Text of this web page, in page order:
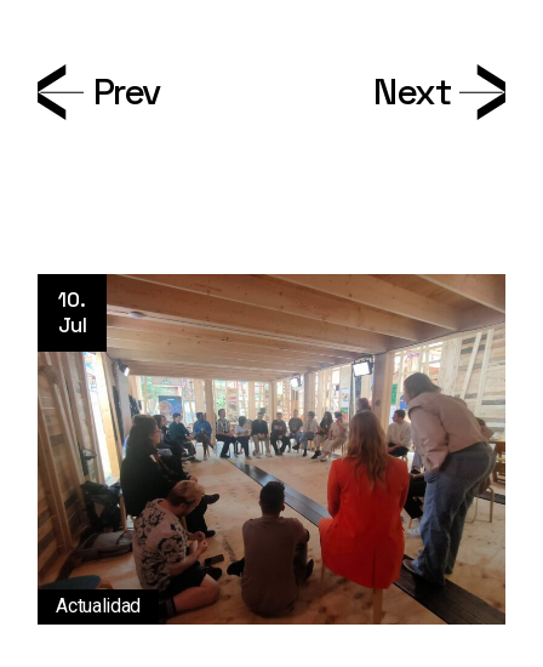
Prev Next
10.
Jul
Actualidad